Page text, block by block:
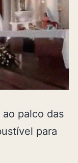
palco das
para